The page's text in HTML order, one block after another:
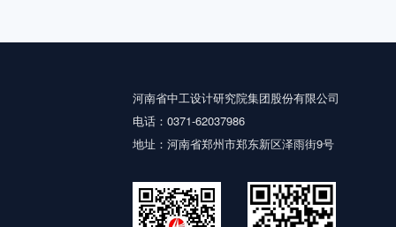
河南省中工设计研究院集团股份有限公司
电话：0371-62037986
地址：河南省郑州市郑东新区泽雨街9号